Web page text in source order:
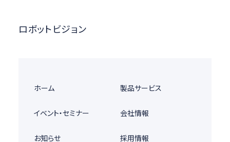
ロボットビジョン
ホーム 製品サービス
イベント・セミナー 会社情報
お知らせ 採用情報